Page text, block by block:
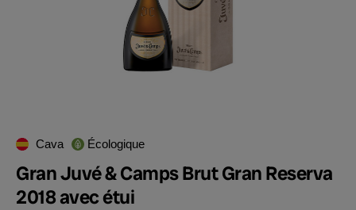
Cava Écologique
Gran Juvé & Camps Brut Gran Reserva
2018 avec étui